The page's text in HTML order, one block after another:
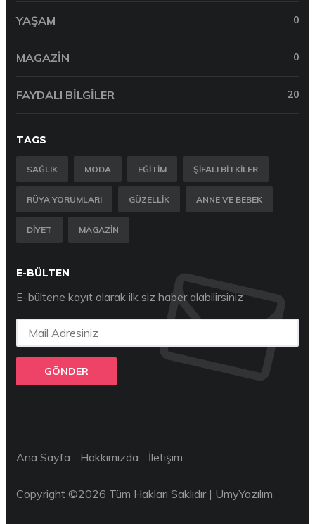
YAŞAM 0
MAGAZIN 0
FAYDALI BILGILER 20
TAGS
SAĞLIK MODA EĞITIM ŞIFALI BITKILER
RÜYA YORUMLARI GÜZELLIK ANNE VE BEBEK
DIYET MAGAZIN
E-BÜLTEN
E-bültene kayıt olarak ilk siz haber alabilirsiniz
GÖNDER
Ana Sayfa Hakkımızda İletişim
Copyright ©2026 Tüm Hakları Saklıdır | UmyYazılım